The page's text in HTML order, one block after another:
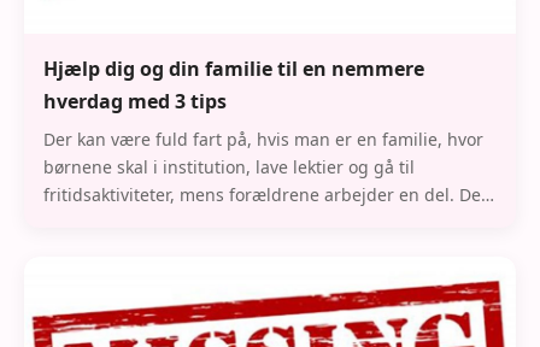
Hjælp dig og din familie til en nemmere
hverdag med 3 tips
Der kan være fuld fart på, hvis man er en familie, hvor
børnene skal i institution, lave lektier og gå til
fritidsaktiviteter, mens forældrene arbejder en del. Der